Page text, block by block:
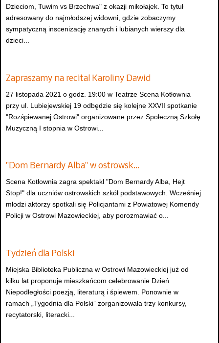
Dzieciom, Tuwim vs Brzechwa" z okazji mikołajek. To tytuł
adresowany do najmłodszej widowni, gdzie zobaczymy
sympatyczną inscenizację znanych i lubianych wierszy dla
dzieci...
Zapraszamy na recital Karoliny Dawid
27 listopada 2021 o godz. 19:00 w Teatrze Scena Kotłownia
przy ul. Lubiejewskiej 19 odbędzie się kolejne XXVII spotkanie
"Rozśpiewanej Ostrowi" organizowane przez Społeczną Szkołę
Muzyczną I stopnia w Ostrowi...
"Dom Bernardy Alba" w ostrowsk…
Scena Kotłownia zagra spektakl "Dom Bernardy Alba, Hejt
Stop!" dla uczniów ostrowskich szkół podstawowych. Wcześniej
młodzi aktorzy spotkali się Policjantami z Powiatowej Komendy
Policji w Ostrowi Mazowieckiej, aby porozmawiać o...
Tydzień dla Polski
Miejska Biblioteka Publiczna w Ostrowi Mazowieckiej już od
kilku lat proponuje mieszkańcom celebrowanie Dzień
Niepodległości poezją, literaturą i śpiewem. Ponownie w
ramach „Tygodnia dla Polski” zorganizowała trzy konkursy,
recytatorski, literacki...